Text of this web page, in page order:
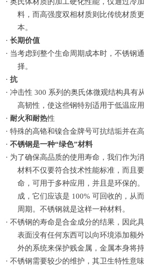
料，而高强度双相材质则比传统材质
本。
·长期价值
· 当考虑到整个生命周期成本时，不锈钢
择。
·抗
·冲击性 300 系列的奥氏体微观结构具有
高韧性，使这些钢特别适用于低温应用
·耐火和耐热性
·特殊的高铬和镍合金牌号可抗结垢并在
·不锈钢是一种“绿色”材料
· 为了确保高品质的使用寿命，我们作为
材料不仅要符合技术性能标准，而且
命，可用于多种应用，并且是环保的
成，它们应该是 100% 可回收的，从
周期。不锈钢就是这样一种材料。
·不锈钢的寿命是合金成分的结果，因此
表面没有任何东西可以向环境添加额
外的系统来保护贱金属，金属本身将持
·不锈钢需要较少的维护，其卫生特性意